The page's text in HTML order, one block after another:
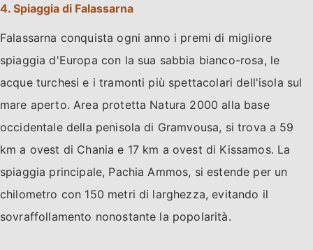
4. Spiaggia di Falassarna
Falassarna conquista ogni anno i premi di migliore
spiaggia d'Europa con la sua sabbia bianco-rosa, le
acque turchesi e i tramonti più spettacolari dell'isola sul
mare aperto. Area protetta Natura 2000 alla base
occidentale della penisola di Gramvousa, si trova a 59
km a ovest di Chania e 17 km a ovest di Kissamos. La
spiaggia principale, Pachia Ammos, si estende per un
chilometro con 150 metri di larghezza, evitando il
sovraffollamento nonostante la popolarità.